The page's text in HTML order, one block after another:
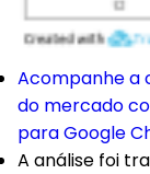
Acompanhe a
do mercado
para Google
A análise foi